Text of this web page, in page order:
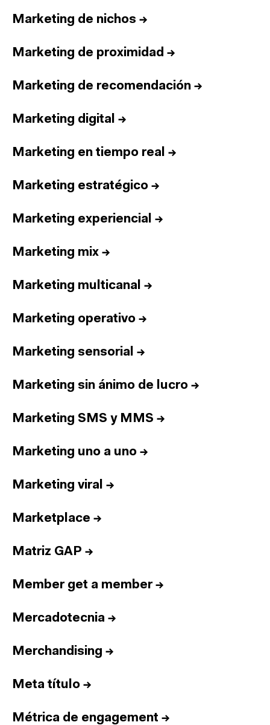
Marketing de nichos →
Marketing de proximidad →
Marketing de recomendación →
Marketing digital →
Marketing en tiempo real →
Marketing estratégico →
Marketing experiencial →
Marketing mix →
Marketing multicanal →
Marketing operativo →
Marketing sensorial →
Marketing sin ánimo de lucro →
Marketing SMS y MMS →
Marketing uno a uno →
Marketing viral →
Marketplace →
Matriz GAP →
Member get a member→
Mercadotecnia →
Merchandising →
Meta título →
Métrica de engagement →